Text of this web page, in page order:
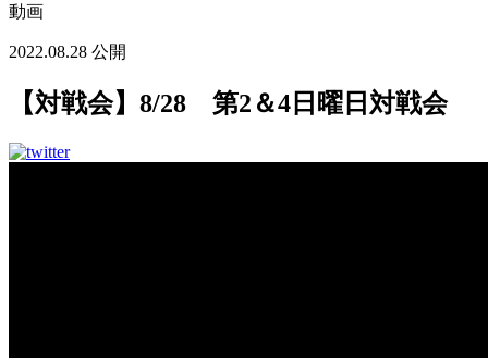
動画
2022.08.28 公開
【対戦会】8/28 第2＆4日曜日対戦会